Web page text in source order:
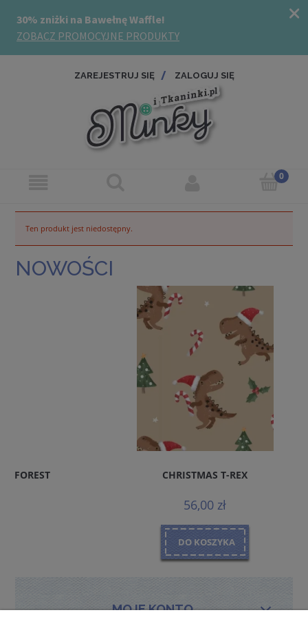
ZAREJESTRUJ SIĘ ZALOGUJ SIĘ
Ten produkt jest niedostępny.
NOWOŚCI
CHRISTMAS T-REX
DO KOSZYKA
MOJE KONTO